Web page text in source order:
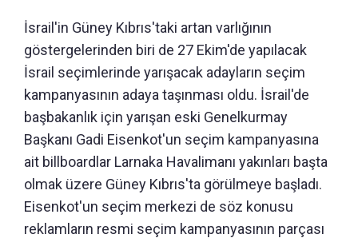
İsrail'in Güney Kıbrıs'taki artan varlığının
göstergelerinden biri de 27 Ekim'de yapılacak
İsrail seçimlerinde yarışacak adayların seçim
kampanyasının adaya taşınması oldu. İsrail'de
başbakanlık için yarışan eski Genelkurmay
Başkanı Gadi Eisenkot'un seçim kampanyasına
ait billboardlar Larnaka Havalimanı yakınları başta
olmak üzere Güney Kıbrıs'ta görülmeye başladı.
Eisenkot'un seçim merkezi de söz konusu
reklamların resmi seçim kampanyasının parçası